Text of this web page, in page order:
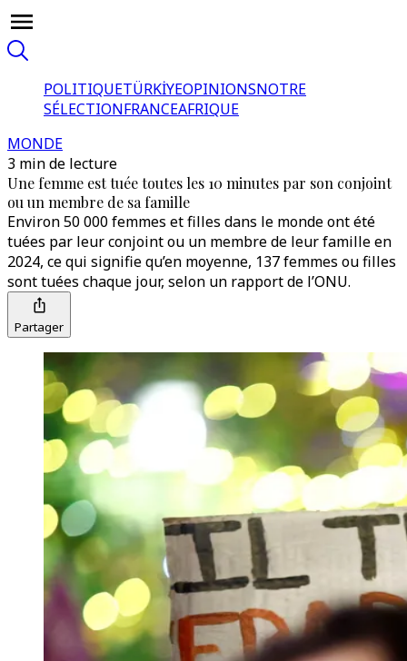
POLITIQUETÜRKİYEOPINIONSNOTRE
SÉLECTIONFRANCEAFRIQUE
MONDE
3 min de lecture
Une femme est tuée toutes les 10 minutes par son conjoint
ou un membre de sa famille
Environ 50 000 femmes et filles dans le monde ont été
tuées par leur conjoint ou un membre de leur famille en
2024, ce qui signifie qu’en moyenne, 137 femmes ou filles
sont tuées chaque jour, selon un rapport de l’ONU.
Partager